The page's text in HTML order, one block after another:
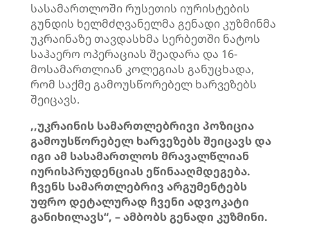
სასამართლოში რუსეთის იურისტების
გუნდის ხელმძღვანელმა გენადი კუზმინმა
უკრაინაზე თავდასხმა სერბეთში ნატოს
საჰაერო ოპერაციას შეადარა და 16-
მოსამართლიან კოლეგიას განუცხადა,
რომ საქმე გამოუსწორებელ ხარვეზებს
შეიცავს.
,,უკრაინის სამართლებრივი პოზიცია
გამოუსწორებელ ხარვეზებს შეიცავს და
იგი ამ სასამართლოს მრავალწლიან
იურისპრუდენციას ეწინააღმდეგება.
ჩვენს სამართლებრივ არგუმენტებს
უფრო დეტალურად ჩვენი ადვოკატი
განიხილავს“, – ამბობს გენადი კუზმინი.